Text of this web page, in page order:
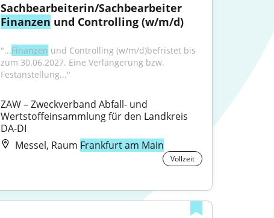
Sachbearbeiterin/Sachbearbeiter
Finanzen und Controlling (w/m/d)
"...Finanzen und Controlling (w⁠/⁠m⁠/⁠d)befristet bis
zum 30.06.2027. Eine Verlängerung bzw.
Festanstellung..."
ZAW – Zweckverband Abfall- und
Wertstoffeinsammlung für den Landkreis
DA-DI
Messel, Raum Frankfurt am Main
Vollzeit